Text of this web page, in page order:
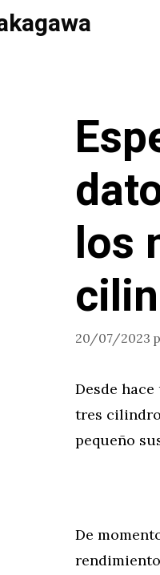
los
20/07/2023
Desde
tres
pequeño
De